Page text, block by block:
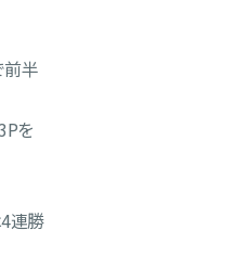
前半
を
連勝